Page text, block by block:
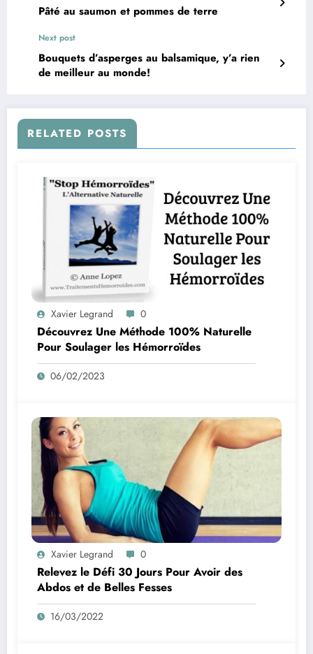
Pâté au saumon et pommes de terre
Next post
Bouquets d’asperges au balsamique, y’a rien
de meilleur au monde!
RELATED POSTS
Xavier Legrand 0
Découvrez Une Méthode 100% Naturelle
Pour Soulager les Hémorroïdes
06/02/2023
Xavier Legrand 0
Relevez le Défi 30 Jours Pour Avoir des
Abdos et de Belles Fesses
16/03/2022